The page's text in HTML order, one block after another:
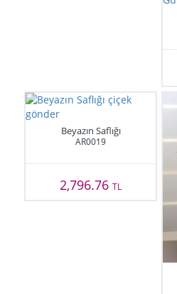
Beyazın Saflığı
AR0019
2,796.76TL